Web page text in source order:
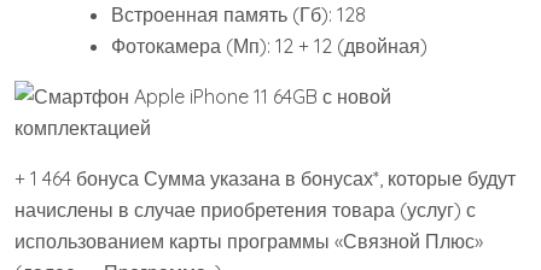
Встроенная память (Гб): 128
Фотокамера (Мп): 12 + 12 (двойная)
+ 1 464 бонуса Сумма указана в бонусах*, которые будут
начислены в случае приобретения товара (услуг) с
использованием карты программы «Связной Плюс»